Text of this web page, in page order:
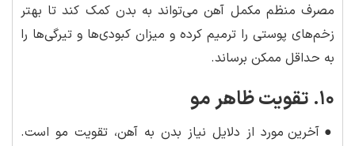
مصرف منظم مکمل آهن می‌تواند به بدن کمک کند تا بهتر
زخم‌های پوستی را ترمیم کرده و میزان کبودی‌ها و تیرگی‌ها را
به حداقل ممکن برساند.
۱۰. تقویت ظاهر مو
● آخرین مورد از دلایل نیاز بدن به آهن، تقویت مو است.